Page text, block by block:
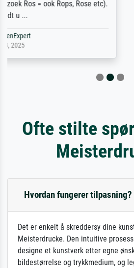
Ofte stilte
Hvordan fungerer tilpasning?
Det er enkelt å skreddersy dine
Meisterdrucke. Den intuitive
designe et kunstverk etter egne
bildestørrelse og trykkmedium, og